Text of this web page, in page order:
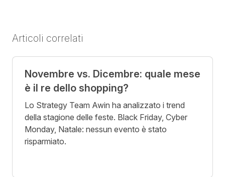
Articoli correlati
Novembre vs. Dicembre: quale mese
è il re dello shopping?
Lo Strategy Team Awin ha analizzato i trend
della stagione delle feste. Black Friday, Cyber
Monday, Natale: nessun evento è stato
risparmiato.